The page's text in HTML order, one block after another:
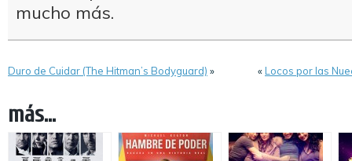
mucho más.
Duro de Cuidar (The Hitman’s Bodyguard) » «Locos por las
más...